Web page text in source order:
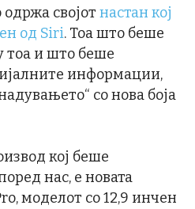
својот настан кој
од Siri. Тоа што беше
тоа и што беше
информации,
со нова боја
кој беше
нас, е новата
моделот со 12,9 инчен